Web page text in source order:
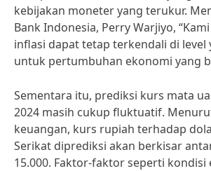
kebijakan moneter yang terukur.
Bank Indonesia, Perry Warjiyo,
inflasi dapat tetap terkendali di level
untuk pertumbuhan ekonomi yang
Sementara itu, prediksi kurs mata
2024 masih cukup fluktuatif.
keuangan, kurs rupiah terhadap
Serikat diprediksi akan berkisar
15.000. Faktor-faktor seperti kondisi